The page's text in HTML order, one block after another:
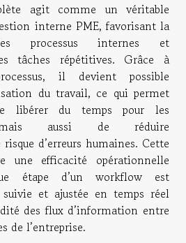
agit comme un véritable
interne PME, favorisant la
processus internes et
tâches répétitives. Grâce à
il devient possible
du travail, ce qui permet
libérer du temps pour les
mais aussi de réduire
d’erreurs humaines. Cette
une efficacité opérationnelle
étape d’un workflow est
et ajustée en temps réel
des flux d’information entre
de l’entreprise.